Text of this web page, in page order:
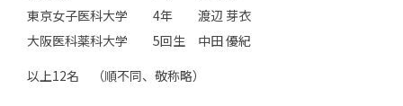
東京女子医科大学 4年 渡辺 芽衣
大阪医科薬科大学 5回生 中田 優紀
以上12名 （順不同、敬称略）